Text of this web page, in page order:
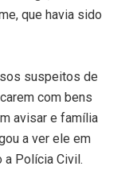
que havia sido
suspeitos de
com bens
avisar e família
a ver ele em
a Polícia Civil.